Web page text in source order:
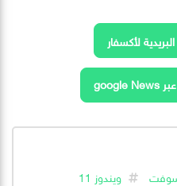
لأكسفار
ويندوز 11